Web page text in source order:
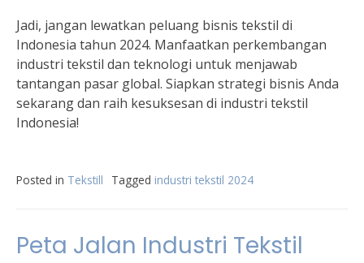
Jadi, jangan lewatkan peluang bisnis tekstil di
Indonesia tahun 2024. Manfaatkan perkembangan
industri tekstil dan teknologi untuk menjawab
tantangan pasar global. Siapkan strategi bisnis Anda
sekarang dan raih kesuksesan di industri tekstil
Indonesia!
Posted in Tekstill Tagged industri tekstil 2024
Peta Jalan Industri Tekstil